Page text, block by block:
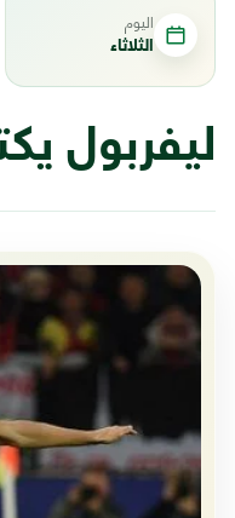
اليوم
الثلاثاء
ليفربول